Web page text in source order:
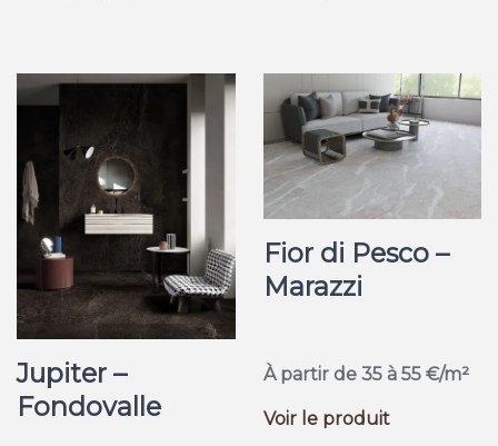
Jupiter –
Fondovalle
Fior di Pesco –
Marazzi
À partir de 35 à 55 €/m²
Voir le produit